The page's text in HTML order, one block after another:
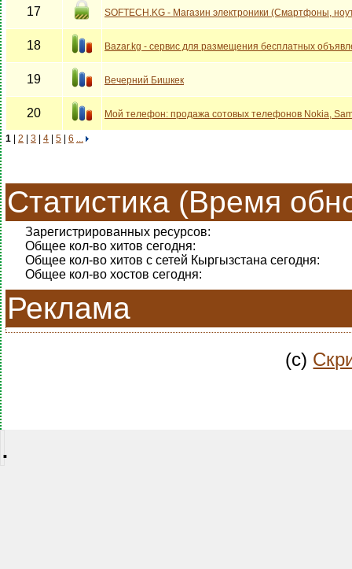
17 SOFTECH.KG - Магазин электроники (Смартфоны,
18 Bazar.kg - сервис для размещения бесплатных
19 Вечерний Бишкек
20 Мой телефон: продажа сотовых телефонов Nokia,
1 2 3 4 5 6 ...
Статистика (Время
Зарегистрированных ресурсов:
Общее кол-во хитов сегодня:
Общее кол-во хитов с сетей Кыргызстана сегодня:
Общее кол-во хостов сегодня:
Реклама
(c)
.